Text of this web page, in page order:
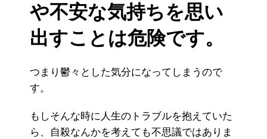
や不安な気持ちを思い
出すことは危険です。
つまり鬱々とした気分になってしまうので
す。
もしそんな時に人生のトラブルを抱えていた
ら、自殺なんかを考えても不思議ではありま